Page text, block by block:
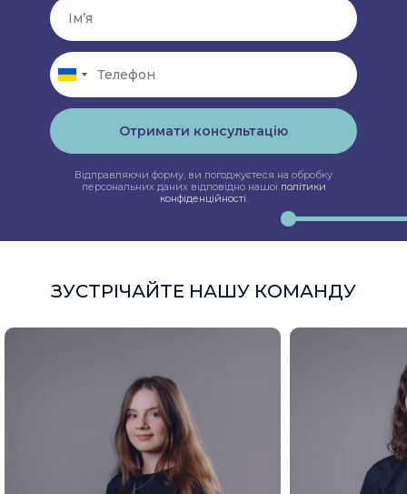
Отримати консультацію
Відправляючи форму, ви погоджуєтеся на обробку
персональних даних відповідно нашої політики
конфіденційності.
ЗУСТРІЧАЙТЕ НАШУ КОМАНДУ